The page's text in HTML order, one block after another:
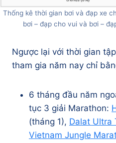
Thống kê thời gian bơi và đạp xe
bơi – đạp cho vui và bơi –
Ngược lại với thời gian
tham gia năm nay chỉ
6 tháng đầu năm
tục 3 giải Marathon:
(tháng 1), Dalat Ultra
Vietnam Jungle